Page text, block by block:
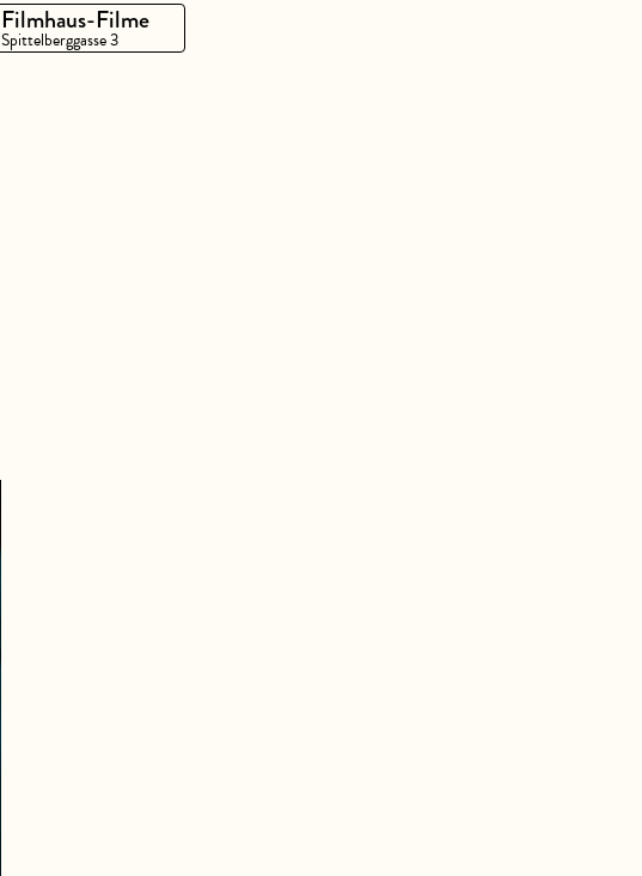
Filmhaus-Filme
Spittelberggasse 3